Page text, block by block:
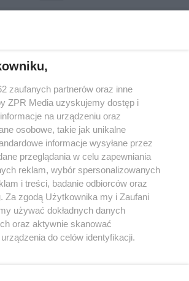
w serwisie nie może być powielany i
dalej rozpowszechniany w jakikolwiek sposób (w
lub mechaniczny) na jakimkolwiek polu
formie, włącznie z umieszczaniem w
zgody właściciela praw. Jakiekolwiek użycie lub
w całości lub w części z naruszeniem prawa,
jest zabronione pod groźbą kary i może być
zaufanych partnerów oraz inne
ZPR Media uzyskujemy dostęp i
na urządzeniu oraz
osobowe, takie jak unikalne
informacje wysyłane przez
przeglądania w celu zapewniania
reklam, wybór spersonalizowanych
i treści, badanie odbiorców oraz
Za zgodą Użytkownika my i Zaufani
używać dokładnych danych
oraz aktywnie skanować
do celów identyfikacji.